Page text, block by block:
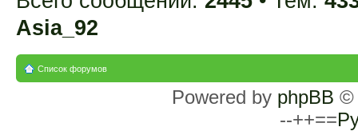
Asia_92
Список форумов
Powered by phpBB ©
--++==